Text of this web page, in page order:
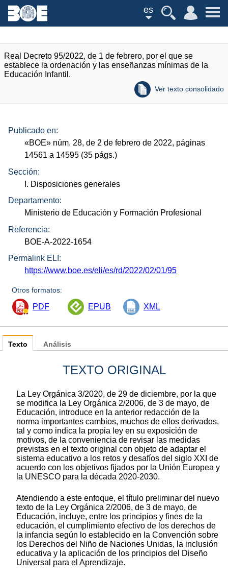
es
Real Decreto 95/2022, de 1 de febrero, por el que se
establece la ordenación y las enseñanzas mínimas de la
Educación Infantil.
Ver texto consolidado
Publicado en:
«BOE» núm. 28, de 2 de febrero de 2022, páginas
14561 a 14595 (35 págs.)
Sección:
I. Disposiciones generales
Departamento:
Ministerio de Educación y Formación Profesional
Referencia:
BOE-A-2022-1654
Permalink ELI:
https://www.boe.es/eli/es/rd/2022/02/01/95
Otros formatos:
PDF EPUB XML
Texto
TEXTO ORIGINAL
La Ley Orgánica 3/2020, de 29 de diciembre, por la que
se modifica la Ley Orgánica 2/2006, de 3 de mayo, de
Educación, introduce en la anterior redacción de la
norma importantes cambios, muchos de ellos derivados,
tal y como indica la propia ley en su exposición de
motivos, de la conveniencia de revisar las medidas
previstas en el texto original con objeto de adaptar el
sistema educativo a los retos y desafíos del siglo XXI de
acuerdo con los objetivos fijados por la Unión Europea y
la UNESCO para la década 2020-2030.
Atendiendo a este enfoque, el título preliminar del nuevo
texto de la Ley Orgánica 2/2006, de 3 de mayo, de
Educación, incluye, entre los principios y fines de la
educación, el cumplimiento efectivo de los derechos de
la infancia según lo establecido en la Convención sobre
los Derechos del Niño de Naciones Unidas, la inclusión
educativa y la aplicación de los principios del Diseño
Universal para el Aprendizaje.
Análisis